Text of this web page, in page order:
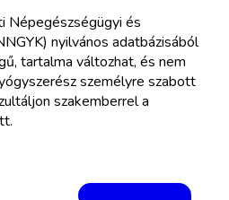
Népegészségügyi és
nyilvános adatbázisából
tartalma változhat, és nem
személyre szabott
szakemberrel a